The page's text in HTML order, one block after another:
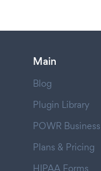
Main
Blog
Plugin Library
POWR Business
Plans & Pricing